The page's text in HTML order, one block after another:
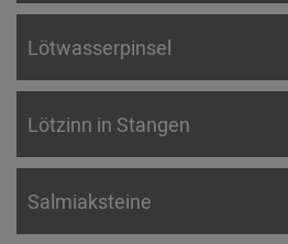
Lötwasserpinsel
Lötzinn in Stangen
Salmiaksteine